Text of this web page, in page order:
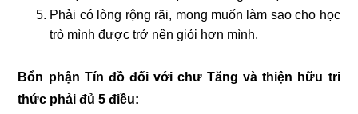
Phải có lòng rộng rãi, mong muốn làm sao cho học
trò mình được trở nên giỏi hơn mình.
Bổn phận Tín đồ đối với chư Tăng và thiện hữu tri
thức phải đủ 5 điều: